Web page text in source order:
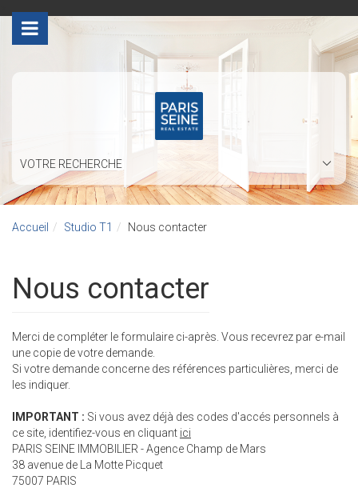
VOTRE RECHERCHE
Accueil Studio T1 Nous contacter
Nous contacter
Merci de compléter le formulaire ci-après. Vous recevrez par e-mail
une copie de votre demande.
Si votre demande concerne des références particulières, merci de
les indiquer.
IMPORTANT : Si vous avez déjà des codes d'accés personnels à
ce site, identifiez-vous en cliquant ici
PARIS SEINE IMMOBILIER - Agence Champ de Mars
38 avenue de La Motte Picquet
75007 PARIS